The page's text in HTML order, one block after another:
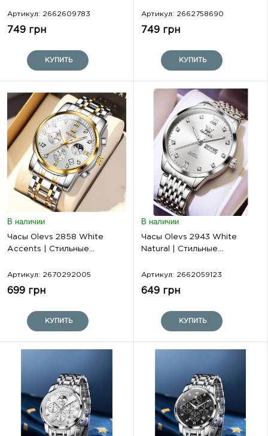
Артикул: 2662609783
749 грн
КУПИТЬ
Артикул: 2662758690
749 грн
КУПИТЬ
В наличии
Часы Olevs 2858 White
Accents | Стильные...
Артикул: 2670292005
699 грн
КУПИТЬ
В наличии
Часы Olevs 2943 White
Natural | Стильные...
Артикул: 2662059123
649 грн
КУПИТЬ